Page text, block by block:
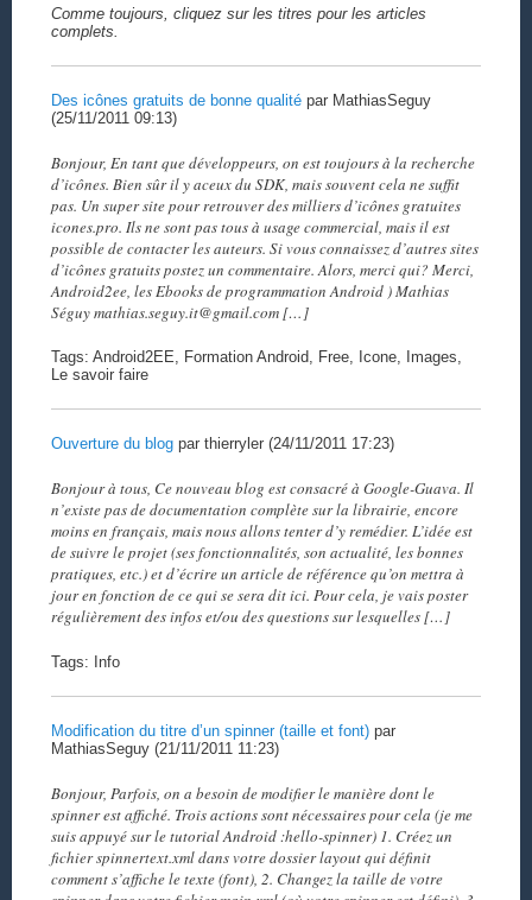
Comme toujours, cliquez sur les titres pour les articles
complets.
Des icônes gratuits de bonne qualitépar MathiasSeguy
(25/11/2011 09:13)
Bonjour, En tant que développeurs, on est toujours à la recherche
d’icônes. Bien sûr il y aceux du SDK, mais souvent cela ne suffit
pas. Un super site pour retrouver des milliers d’icônes gratuites
icones.pro. Ils ne sont pas tous à usage commercial, mais il est
possible de contacter les auteurs. Si vous connaissez d’autres sites
d’icônes gratuits postez un commentaire. Alors, merci qui? Merci,
Android2ee, les Ebooks de programmation Android ) Mathias
Séguy mathias.seguy.it@gmail.com […]
Tags: Android2EE, Formation Android, Free, Icone, Images,
Le savoir faire
Ouverture du blogpar thierryler (24/11/2011 17:23)
Bonjour à tous, Ce nouveau blog est consacré à Google-Guava. Il
n’existe pas de documentation complète sur la librairie, encore
moins en français, mais nous allons tenter d’y remédier. L’idée est
de suivre le projet (ses fonctionnalités, son actualité, les bonnes
pratiques, etc.) et d’écrire un article de référence qu’on mettra à
jour en fonction de ce qui se sera dit ici. Pour cela, je vais poster
régulièrement des infos et/ou des questions sur lesquelles […]
Tags: Info
Modification du titre d’un spinner (taille et font)par
MathiasSeguy (21/11/2011 11:23)
Bonjour, Parfois, on a besoin de modifier le manière dont le
spinner est affiché. Trois actions sont nécessaires pour cela (je me
suis appuyé sur le tutorial Android :hello-spinner) 1. Créez un
fichier spinnertext.xml dans votre dossier layout qui définit
comment s’affiche le texte (font), 2. Changez la taille de votre